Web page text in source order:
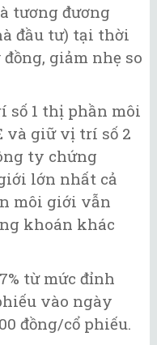
tương đương
đầu tư) tại thời
giảm nhẹ so
số 1 thị phần môi
và giữ vị trí số 2
ty chứng
lớn nhất cả
môi giới vẫn
khoán khác
từ mức đỉnh
vào ngày
đồng/cổ phiếu.